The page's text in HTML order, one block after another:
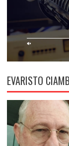
EVARISTO